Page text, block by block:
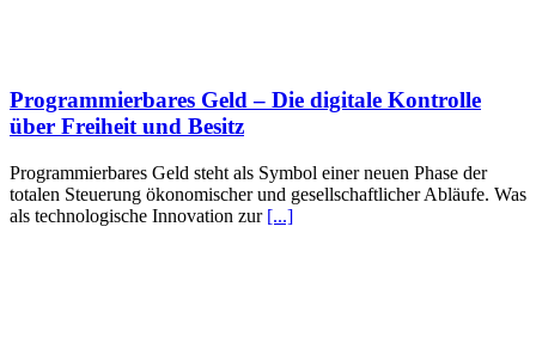
Programmierbares Geld – Die digitale Kontrolle
über Freiheit und Besitz
Programmierbares Geld steht als Symbol einer neuen Phase der
totalen Steuerung ökonomischer und gesellschaftlicher Abläufe. Was
als technologische Innovation zur [...]